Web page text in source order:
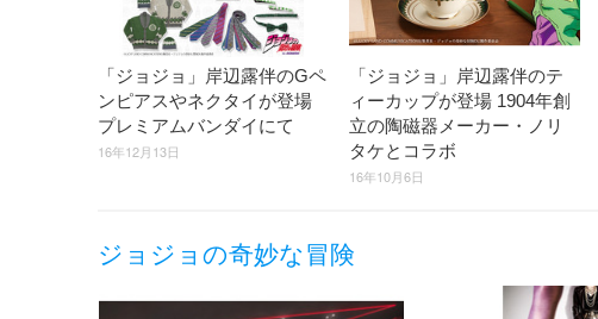
「ジョジョ」岸辺露伴のGペ
ンピアスやネクタイが登場
プレミアムバンダイにて
16年12月13日
「ジョジョ」岸辺露伴のテ
ィーカップが登場 1904年創
立の陶磁器メーカー・ノリ
タケとコラボ
16年10月6日
ジョジョの奇妙な冒険